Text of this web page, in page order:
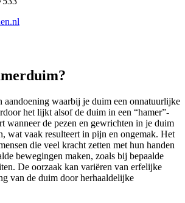
aandoening waarbij je duim een onnatuurlijke
het lijkt alsof de duim in een “hamer”-
wanneer de pezen en gewrichten in je duim
wat vaak resulteert in pijn en ongemak. Het
die veel kracht zetten met hun handen
bewegingen maken, zoals bij bepaalde
De oorzaak kan variëren van erfelijke
van de duim door herhaaldelijke